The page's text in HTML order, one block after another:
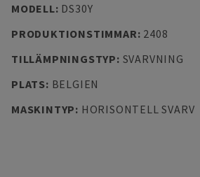
MODELL: DS30Y
PRODUKTIONSTIMMAR: 2408
TILLÄMPNINGSTYP: SVARVNING
PLATS: BELGIEN
MASKINTYP: HORISONTELL SVARV